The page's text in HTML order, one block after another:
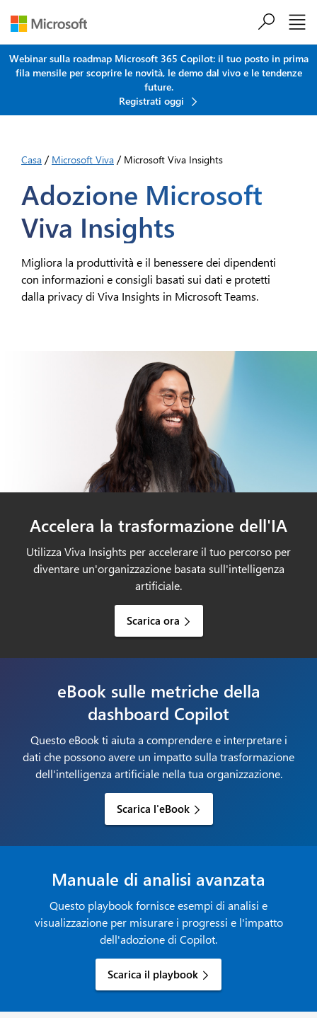
Webinar sulla roadmap Microsoft 365 Copilot: il tuo posto in prima
fila mensile per scoprire le novità, le demo dal vivo e le tendenze
future.
Registrati oggi
Casa / Microsoft Viva / Microsoft Viva Insights
Adozione Microsoft
Viva Insights
Migliora la produttività e il benessere dei dipendenti
con informazioni e consigli basati sui dati e protetti
dalla privacy di Viva Insights in Microsoft Teams.
Accelera la trasformazione dell'IA
Utilizza Viva Insights per accelerare il tuo percorso per
diventare un'organizzazione basata sull'intelligenza
artificiale.
Scarica ora
eBook sulle metriche della
dashboard Copilot
Questo eBook ti aiuta a comprendere e interpretare i
dati che possono avere un impatto sulla trasformazione
dell'intelligenza artificiale nella tua organizzazione.
Scarica l'eBook
Manuale di analisi avanzata
Questo playbook fornisce esempi di analisi e
visualizzazione per misurare i progressi e l'impatto
dell'adozione di Copilot.
Scarica il playbook